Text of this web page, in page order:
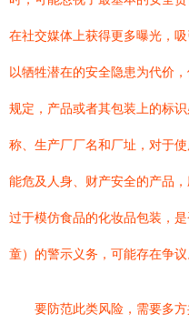
在社交媒体上获得更多曝光，
以牺牲潜在的安全隐患为代价
规定，产品或者其包装上的标
称、生产厂厂名和厂址，对于
能危及人身、财产安全的产品
过于模仿食品的化妆品包装，
童）的警示义务，可能存在争议
要防范此类风险，需要多方